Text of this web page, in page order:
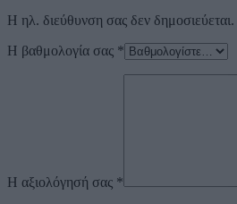
Η ηλ. διεύθυνση σας δεν δημοσιεύεται.
Η βαθμολογία σας *
Η αξιολόγησή σας *